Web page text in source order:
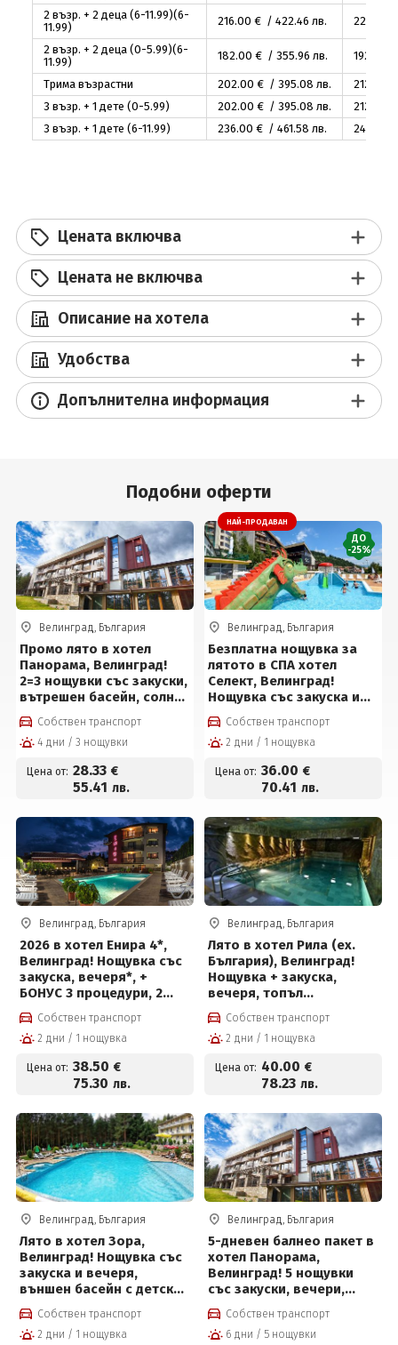
2 възр. + 2 деца (6-11.99)(6-
11.99)
216.00 € / 422.46 лв. 226
2 възр. + 2 деца (0-5.99)(6-
11.99)
182.00 € / 355.96 лв. 192
Трима възрастни 202.00 € / 395.08 лв. 212
3 възр. + 1 дете (0-5.99)
202.00 € / 395.08 лв. 212
3 възр. + 1 дете (6-11.99)
236.00 € / 461.58 лв. 246
Цената включва
Цената не включва
Описание на хотела
Удобства
Допълнителна информация
Подобни оферти
Велинград, България
Промо лято в хотел
Панорама, Велинград!
2=3 нощувки със закуски,
вътрешен басейн, солна
стая и сауна за 85 евро
на човек
Собствен транспорт
4 дни / 3 нощувки
Цена от: 28.33 €
55.41 лв.
НАЙ-ПРОДАВАН
ДО
-25%
Велинград, България
Безплатна нощувка за
лятото в СПА хотел
Селект, Велинград!
Нощувка със закуска и
вечеря + обяд* или на All
inclusive light, вътрешен
басейн с полу-
минерална вода, външен
детски мини Аквапарк на
Собствен транспорт
2 дни / 1 нощувка
Цена от: 36.00 €
70.41 лв.
Велинград, България
2026 в хотел Енира 4*,
Велинград! Нощувка със
закуска, вечеря*, +
БОНУС 3 процедури, 2
басейна с минерална
вода, детски басейн,
джакузи и СПА пакет на
Собствен транспорт
2 дни / 1 нощувка
Цена от: 38.50 €
75.30 лв.
Велинград, България
Лято в хотел Рила (ех.
България), Велинград!
Нощувка + закуска,
вечеря, топъл
минерален басейн и СПА
пакетСобствен транспорт
2 дни / 1 нощувка
Цена от: 40.00 €
78.23 лв.
Велинград, България
Лято в хотел Зора,
Велинград! Нощувка със
закуска и вечеря,
външен басейн с детска
част, мини футболно и
волейболно игрище,
билярд и тенис на маса
Собствен транспорт
2 дни / 1 нощувка
Велинград, България
5-дневен балнео пакет в
хотел Панорама,
Велинград! 5 нощувки
със закуски, вечери,
лекарски преглед, 2
физиотерапевтични
процедури на ден,
Собствен транспорт
6 дни / 5 нощувки